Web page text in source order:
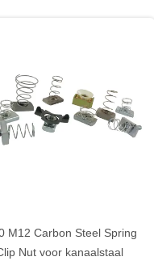
M12 Carbon Steel Spring
Nut voor kanaalstaal